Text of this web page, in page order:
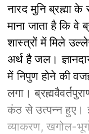
नारद मुनि ब्रह्मा
माना जाता है कि वे
शास्त्रों में मिले
अर्थ है जल।
में निपुण होने की
लगा।
कंठ से उत्पन्न हुए।
व्याकरण, खगोल-